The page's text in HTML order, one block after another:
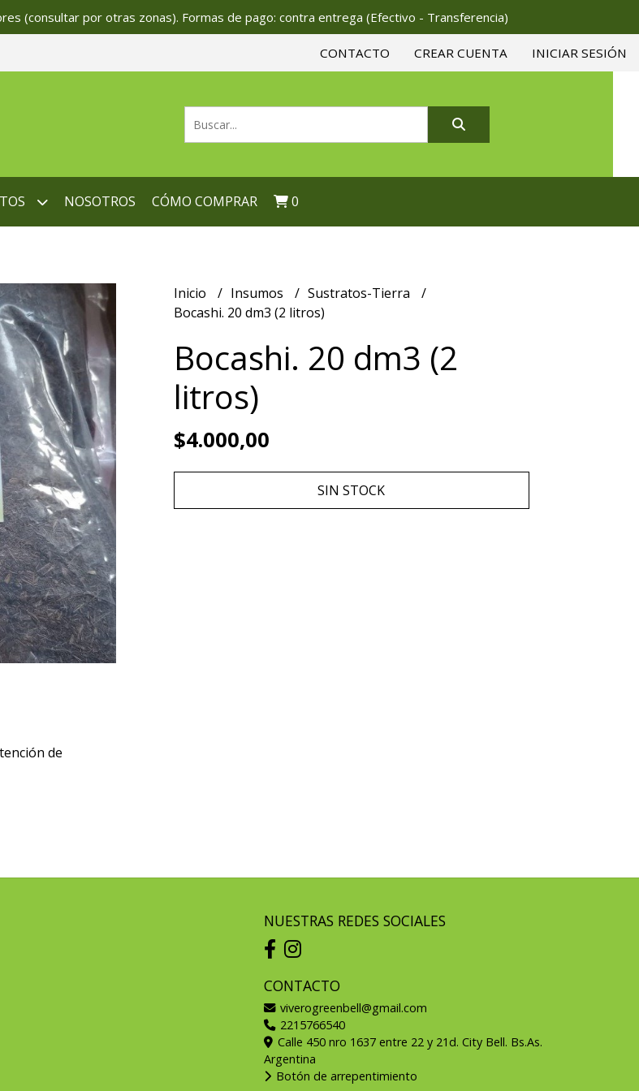
(consultar por otras zonas). Formas de pago: contra entrega (Efectivo - Transferencia)
CONTACTO CREAR CUENTA INICIAR SESIÓN
NOSOTROS CÓMO COMPRAR 0
de
Inicio Insumos
Sustratos-Tierra
Bocashi. 20 dm3 (2 litros)
Bocashi. 20 dm3 (2
litros)
$4.000,00
SIN STOCK
NUESTRAS REDES SOCIALES
CONTACTO
viverogreenbell@gmail.com
2215766540
Calle 450 nro 1637 entre 22 y 21d. City Bell. Bs.As.
Argentina
Botón de arrepentimiento